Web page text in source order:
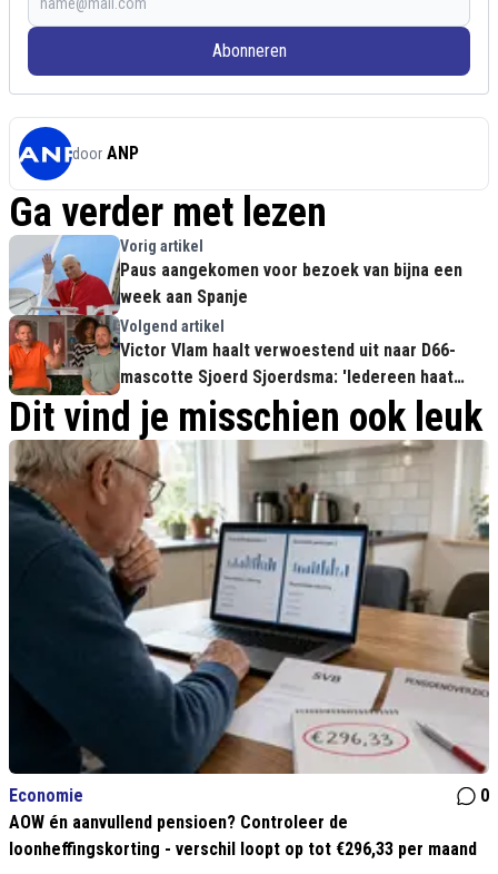
Abonneren
door ANP
Ga verder met lezen
Vorig artikel
Paus aangekomen voor bezoek van bijna een
week aan Spanje
Volgend artikel
Victor Vlam haalt verwoestend uit naar D66-
mascotte Sjoerd Sjoerdsma: 'Iedereen haat
hem'
Dit vind je misschien ook leuk
Economie
0
AOW én aanvullend pensioen? Controleer de
loonheffingskorting - verschil loopt op tot €296,33 per maand